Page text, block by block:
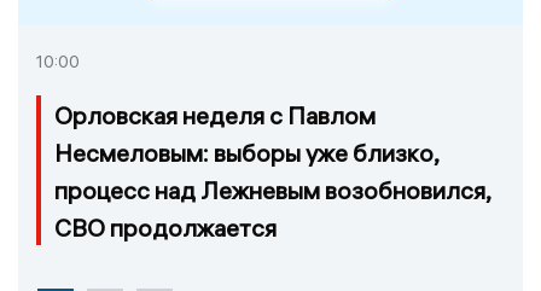
10:00
Орловская неделя с Павлом
Несмеловым: выборы уже близко,
процесс над Лежневым возобновился,
СВО продолжается